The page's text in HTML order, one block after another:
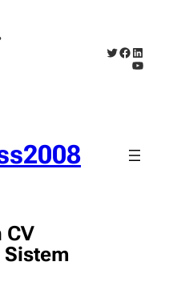
Twitter
Facebook
CV